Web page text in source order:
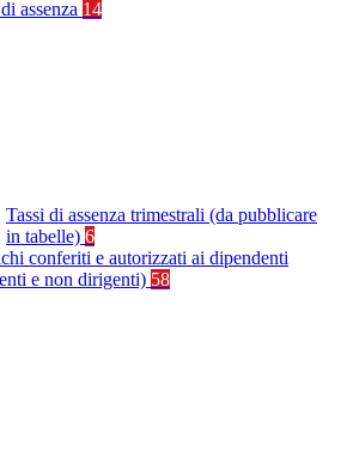
assenza 14
Tassi di assenza trimestrali (da pubblicare
in tabelle) 6
conferiti e autorizzati ai dipendenti
e non dirigenti) 58